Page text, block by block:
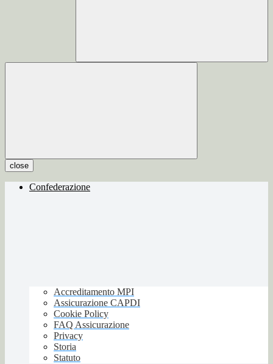
close
Confederazione
Accreditamento MPI
Assicurazione CAPDI
Cookie Policy
FAQ Assicurazione
Privacy
Storia
Statuto